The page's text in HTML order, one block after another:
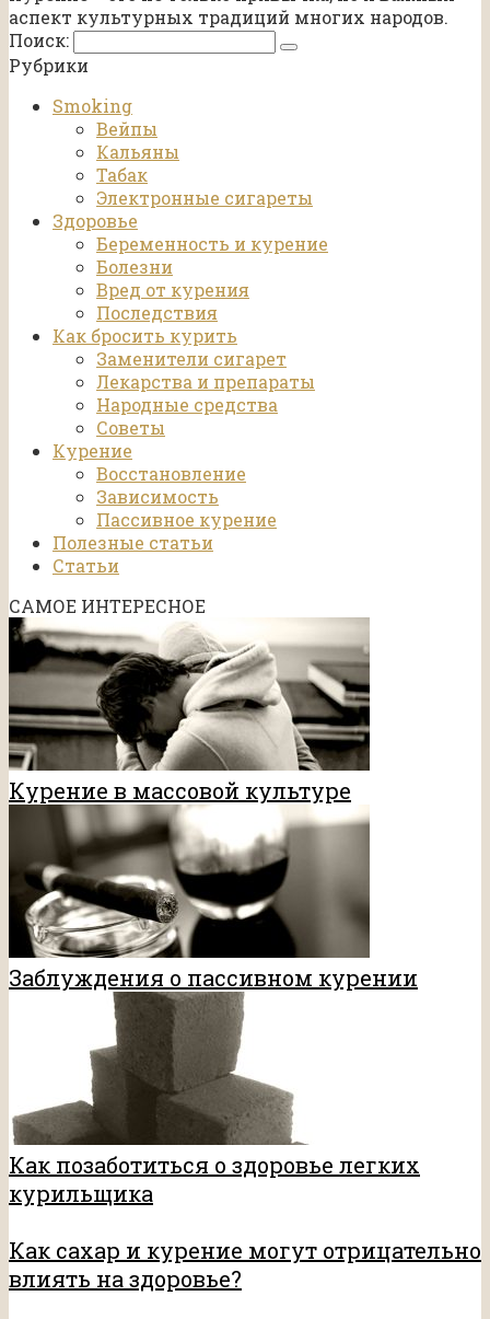
аспект культурных традиций многих народов.
Поиск:
Рубрики
Smoking
Вейпы
Кальяны
Табак
Электронные сигареты
Здоровье
Беременность и курение
Болезни
Вред от курения
Последствия
Как бросить курить
Заменители сигарет
Лекарства и препараты
Народные средства
Советы
Курение
Восстановление
Зависимость
Пассивное курение
Полезные статьи
Статьи
САМОЕ ИНТЕРЕСНОЕ
Курение в массовой культуре
Заблуждения о пассивном курении
Как позаботиться о здоровье легких
курильщика
Как сахар и курение могут отрицательно
влиять на здоровье?